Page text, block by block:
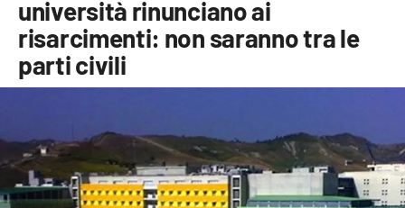
Cronaca
Politica
Economia e lavoro
Italia Mondo
università rinunciano ai
risarcimenti: non saranno tra le
parti civili